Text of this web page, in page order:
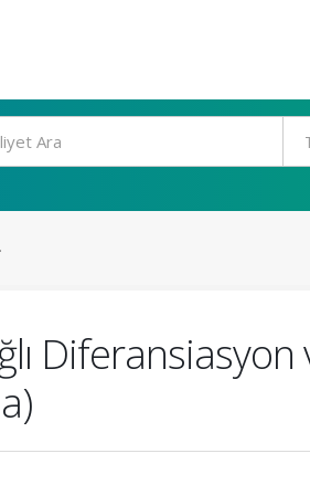
Diferansiasyon